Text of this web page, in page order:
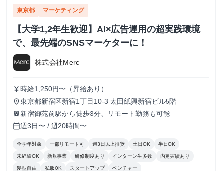
東京都 マーケティング
【大学1,2年生歓迎】AI×広告運用の超実践環境
で、最先端のSNSマーケターに！
株式会社Merc
currency_yen 時給1,250円〜（昇給あり）
place東京都新宿区新宿1丁目10-3 太田紙興新宿ビル5階
train 新宿御苑前駅から徒歩3分、リモート勤務も可能
calendar_today週3日〜 / 週20時間〜
全学年対象 一部リモート可 週3日以上推奨 土日OK 半日OK
未経験OK 新規事業 研修制度あり インターン生多数 内定実績あり
髪型自由 私服OK スタートアップ ベンチャー